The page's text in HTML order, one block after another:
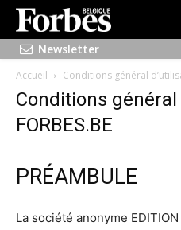
Newsletter
Accueil Conditions général
Conditions général
FORBES.BE
PRÉAMBULE
La société anonyme